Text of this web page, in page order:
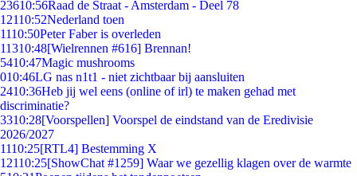
23610:56Raad de Straat - Amsterdam - Deel 78
12110:52Nederland toen
1110:50Peter Faber is overleden
11310:48[Wielrennen #616] Brennan!
5410:47Magic mushrooms
010:46LG nas n1t1 - niet zichtbaar bij aansluiten
2410:36Heb jij wel eens (online of irl) te maken gehad met
discriminatie?
3310:28[Voorspellen] Voorspel de eindstand van de Eredivisie
2026/2027
1110:25[RTL4] Bestemming X
12110:25[ShowChat #1259] Waar we gezellig klagen over de warmte